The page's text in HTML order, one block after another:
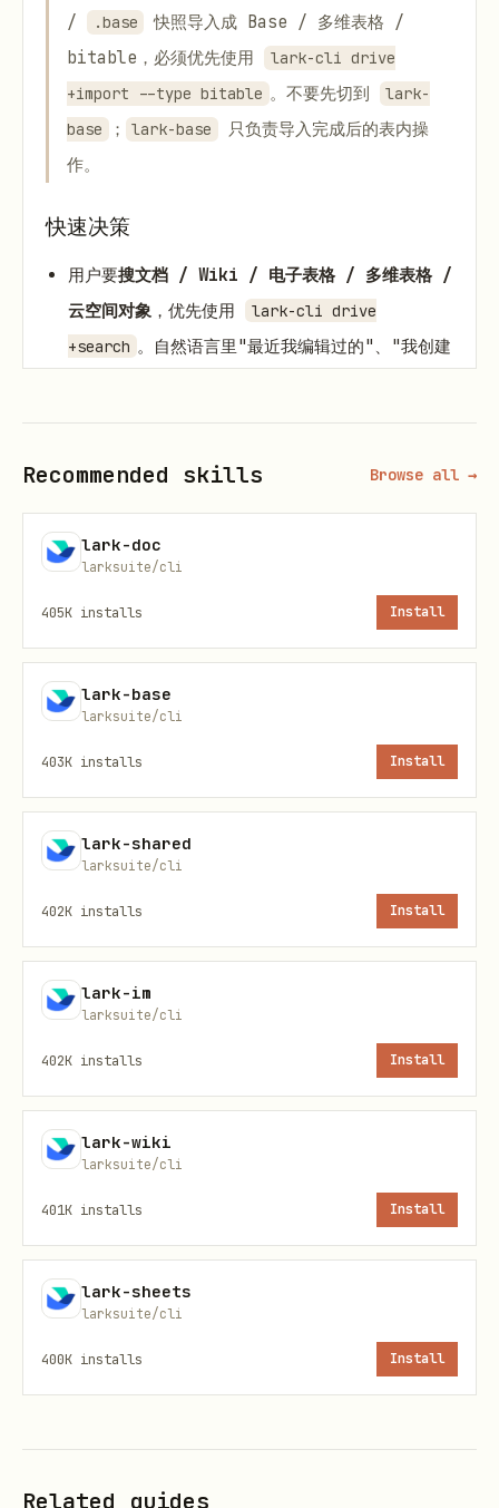
/
.base
快照导入成 Base / 多维表格 /
bitable，必须优先使用
lark-cli drive
+import --type bitable 。不要先切到
lark-
base
； lark-base
只负责导入完成后的表内操
作。
快速决策
用户要搜文档 / Wiki / 电子表格 / 多维表格 /
云空间对象 ，优先使用
lark-cli drive
+search 。自然语言里"最近我编辑过的"、"我创建
docx" 等直接映射到扁平 flag，避免手写嵌套
下线，不要新增对它的依赖。
用户要把本地
成 Base / 多维表格 / bitable，第一步必须使
用
lark-cli drive +import --type
用户要把本地
.txt / .html
cli drive +import --type docx
用户要在 Drive 里上传、创建、读取、局部
patch 或覆盖更新
docx），切到
用户要查看、下载、回滚或删除文件的
历史版本，使
用 drive +version-history 、 drive
+version-get
drive +version-delete
as user 和 ，自动化场景优先 --as
用户要把本地
电子表格，使用
type sheet
用户要在云空间里新建文件夹，优先使用 lark-
cli drive +create-folder
用户要把本地文件上传到知识库 / 文档库里的某个
wiki 节点下时，仍然使用
lark-cli drive
+upload --wiki-token <wiki_token> ；不要误切
Recommended skills Browse all →
lark-doc
larksuite/cli
405K installs Install
lark-base
larksuite/cli
403K installs Install
lark-shared
larksuite/cli
402K installs Install
lark-im
larksuite/cli
402K installs Install
lark-wiki
larksuite/cli
401K installs Install
lark-sheets
larksuite/cli
400K installs Install
Related guides